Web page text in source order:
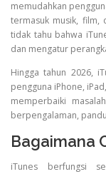
memudahkan
termasuk musik, film,
tidak tahu bahwa
dan mengatur
Hingga tahun 2026,
pengguna iPhone,
memperbaiki
berpengalaman,
Bagaimana
iTunes berfungsi